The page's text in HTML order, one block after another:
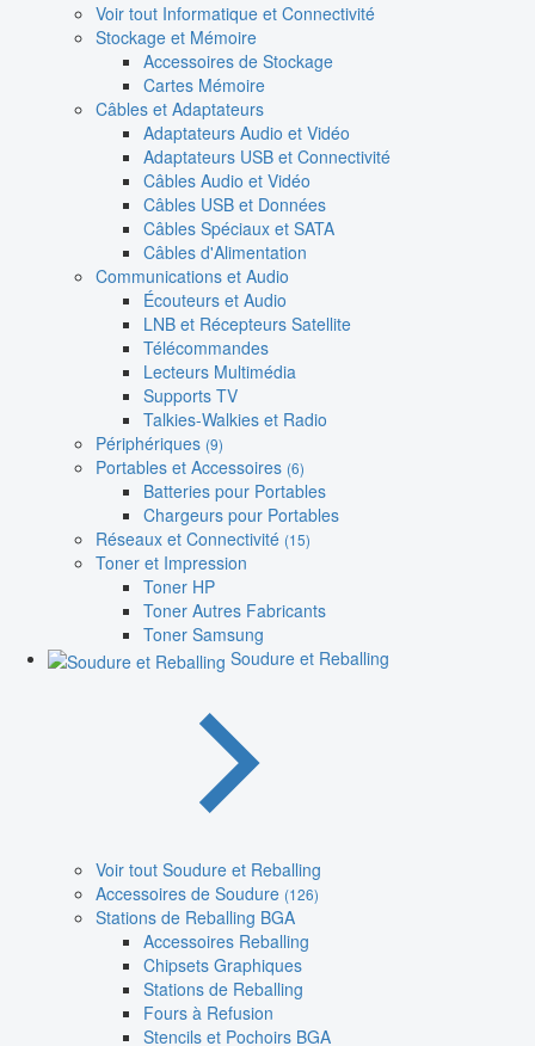
Voir tout Informatique et Connectivité
Stockage et Mémoire
Accessoires de Stockage
Cartes Mémoire
Câbles et Adaptateurs
Adaptateurs Audio et Vidéo
Adaptateurs USB et Connectivité
Câbles Audio et Vidéo
Câbles USB et Données
Câbles Spéciaux et SATA
Câbles d'Alimentation
Communications et Audio
Écouteurs et Audio
LNB et Récepteurs Satellite
Télécommandes
Lecteurs Multimédia
Supports TV
Talkies-Walkies et Radio
Périphériques (9)
Portables et Accessoires (6)
Batteries pour Portables
Chargeurs pour Portables
Réseaux et Connectivité (15)
Toner et Impression
Toner HP
Toner Autres Fabricants
Toner Samsung
Soudure et Reballing
Voir tout Soudure et Reballing
Accessoires de Soudure (126)
Stations de Reballing BGA
Accessoires Reballing
Chipsets Graphiques
Stations de Reballing
Fours à Refusion
Stencils et Pochoirs BGA